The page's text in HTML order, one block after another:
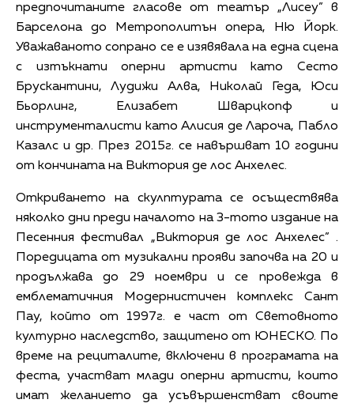
предпочитаните гласове от театър „Лисеу” в
Барселона до Метрополитън опера, Ню Йорк.
Уважаваното сопрано се е изявявала на една сцена
с изтъкнати оперни артисти като Сесто
Брускантини, Лудижи Алва, Николай Геда, Юси
Бьорлинг, Елизабет Шварцкопф и
инструменталисти като Алисия де Лароча, Пабло
Казалс и др. През 2015г. се навършват 10 години
от кончината на Виктория де лос Анхелес.
Откриването на скулптурата се осъществява
няколко дни преди началото на 3-тото издание на
Песенния фестивал „Виктория де лос Анхелес” .
Поредицата от музикални прояви започва на 20 и
продължава до 29 ноември и се провежда в
емблематичния Модернистичен комплекс Сант
Пау, който от 1997г. е част от Световното
културно наследство, защитено от ЮНЕСКО. По
време на рециталите, включени в програмата на
феста, участват млади оперни артисти, които
имат желанието да усъвършенстват своите